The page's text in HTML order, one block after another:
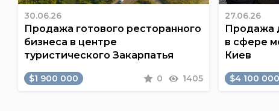
30.06.26
Продажа готового ресторанного
бизнеса в центре
туристического Закарпатья
$1 900 000 0 1405
27.06.26
Продажа
в сфере
Киев
$4 100 000